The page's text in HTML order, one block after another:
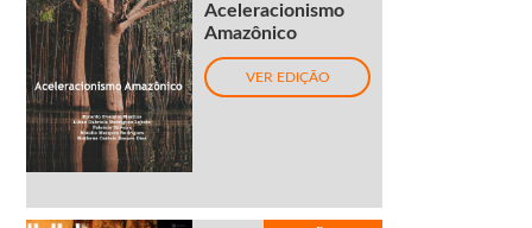
Aceleracionismo
Amazônico
VER EDIÇÃO